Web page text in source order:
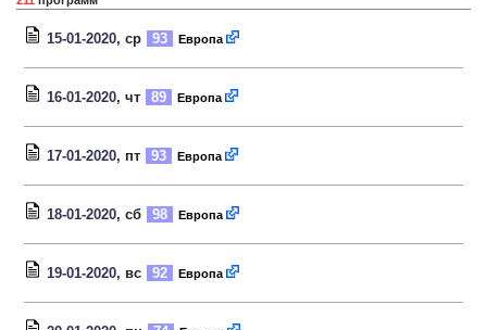
15-01-2020, ср 93 Европа
16-01-2020, чт 89 Европа
17-01-2020, пт 93 Европа
18-01-2020, сб 98 Европа
19-01-2020, вс 92 Европа